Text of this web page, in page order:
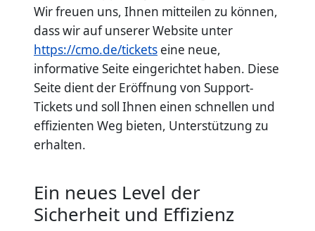
Wir freuen uns, Ihnen mitteilen zu können,
dass wir auf unserer Website unter
https://cmo.de/tickets eine neue,
informative Seite eingerichtet haben. Diese
Seite dient der Eröffnung von Support-
Tickets und soll Ihnen einen schnellen und
effizienten Weg bieten, Unterstützung zu
erhalten.
Ein neues Level der
Sicherheit und Effizienz